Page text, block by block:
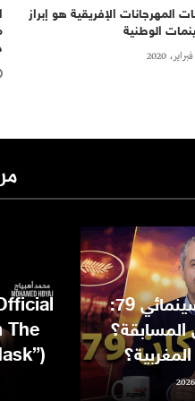
المهرجانات الإفريقية هو إبراز
الوطنية
مهرجان كان السينمائي 79:
The